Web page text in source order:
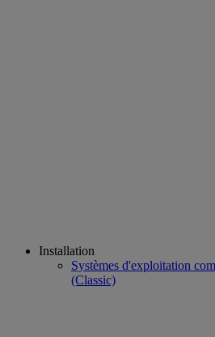
Installation
Systèmes d'exploitation
(Classic)